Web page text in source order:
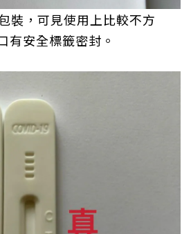
裝，可見使用上比較不方
有安全標籤密封。